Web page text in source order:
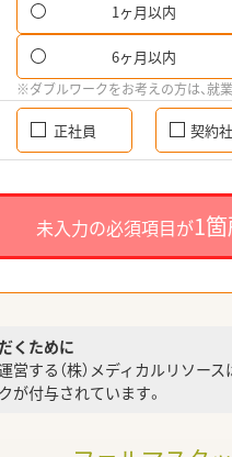
1ヶ月以内
6ヶ月以内
※ダブルワークをお考えの方は、就
正社員 契約
未入力の必須項目が1
くために
営する（株）メディカルリソー
が付与されています。